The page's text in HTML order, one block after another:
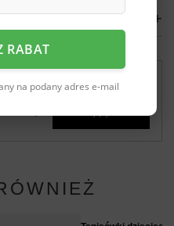
pytania?
RABAT
na podany adres e-mail